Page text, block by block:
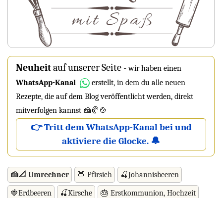
Neuheitauf unserer Seite -wir haben einen
WhatsApp-Kanal
erstellt, in dem du alle neuen
Rezepte, die auf dem Blog veröffentlicht werden, direkt
mitverfolgen kannst 🍰🥐🍲
👉 Tritt dem WhatsApp-Kanal bei und
aktiviere die Glocke. 🔔
🍰📐 Umrechner 🍑 Pfirsich 🍒Johannisbeeren
🍓Erdbeeren 🍒Kirsche 🎂 Erstkommunion, Hochzeit